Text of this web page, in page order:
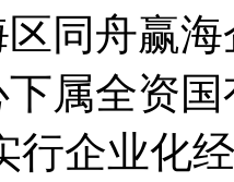
同舟赢
属全资
行企业化